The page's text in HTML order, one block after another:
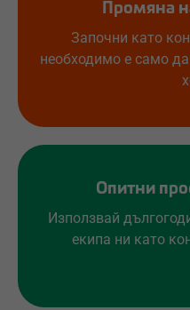
Промяна
Започни като
необходимо е само
Опитни
Използвай
екипа ни като